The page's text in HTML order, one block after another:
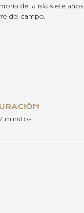
de la isla siete
del campo.
minutos